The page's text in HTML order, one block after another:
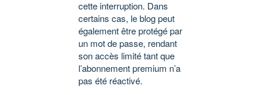
cette interruption. Dans
certains cas, le blog peut
également être protégé par
un mot de passe, rendant
son accès limité tant que
l’abonnement premium n’a
pas été réactivé.